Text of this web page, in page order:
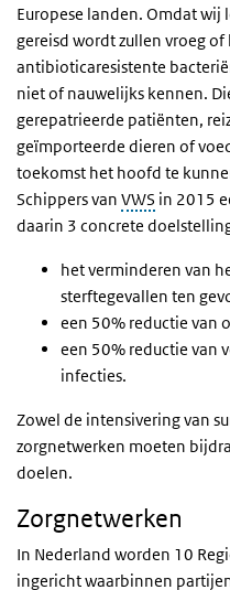
Europese landen. Omdat wij
gereisd wordt zullen vroeg
antibioticaresistente
niet of nauwelijks kennen.
gerepatrieerde patiënten,
geïmporteerde dieren of
toekomst het hoofd te
Schippers van VWS in 2015
daarin 3 concrete
het verminderen van
sterftegevallen ten
een 50% reductie van
een 50% reductie van
infecties.
Zowel de intensivering van
zorgnetwerken moeten
doelen.
Zorgnetwerken
In Nederland worden 10
ingericht waarbinnen